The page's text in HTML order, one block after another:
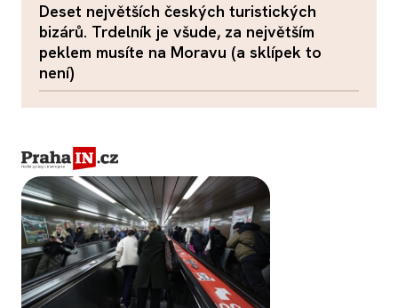
Deset největších českých turistických
bizárů. Trdelník je všude, za největším
peklem musíte na Moravu (a sklípek to
není)